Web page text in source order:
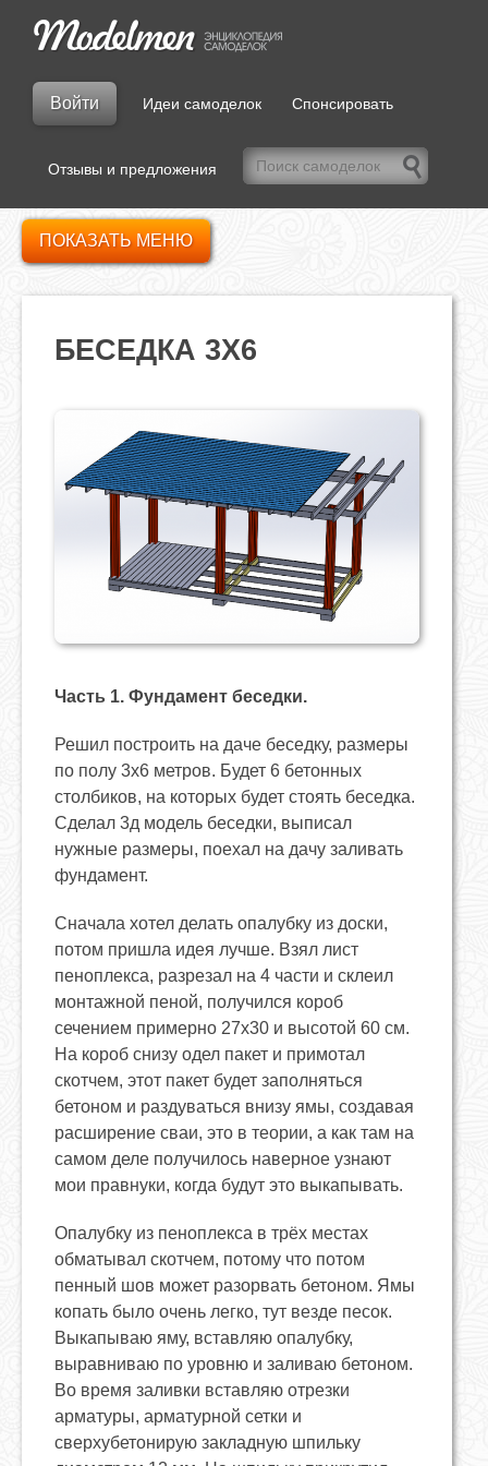
Войти Идеи самоделок Спонсировать
Отзывы и предложения
БЕСЕДКА 3Х6
Часть 1. Фундамент беседки.
Решил построить на даче беседку, размеры
по полу 3х6 метров. Будет 6 бетонных
столбиков, на которых будет стоять беседка.
Сделал 3д модель беседки, выписал
нужные размеры, поехал на дачу заливать
фундамент.
Сначала хотел делать опалубку из доски,
потом пришла идея лучше. Взял лист
пеноплекса, разрезал на 4 части и склеил
монтажной пеной, получился короб
сечением примерно 27х30 и высотой 60 см.
На короб снизу одел пакет и примотал
скотчем, этот пакет будет заполняться
бетоном и раздуваться внизу ямы, создавая
расширение сваи, это в теории, а как там на
самом деле получилось наверное узнают
мои правнуки, когда будут это выкапывать.
Опалубку из пеноплекса в трёх местах
обматывал скотчем, потому что потом
пенный шов может разорвать бетоном. Ямы
копать было очень легко, тут везде песок.
Выкапываю яму, вставляю опалубку,
выравниваю по уровню и заливаю бетоном.
Во время заливки вставляю отрезки
арматуры, арматурной сетки и
сверхубетонирую закладную шпильку
ПОКАЗАТЬ МЕНЮ